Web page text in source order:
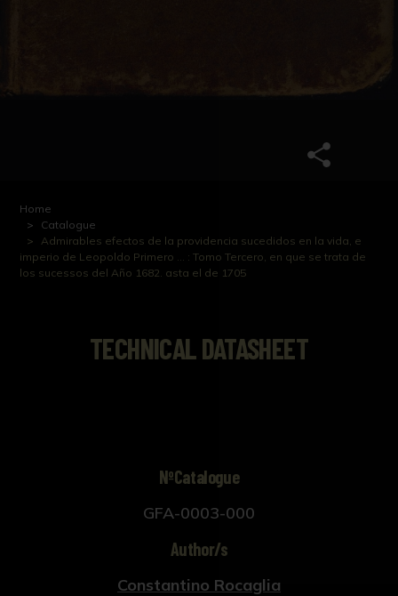
Home
Catalogue
Admirables efectos de la providencia sucedidos en la vida, e
imperio de Leopoldo Primero ... : Tomo Tercero, en que se trata de
los sucessos del Año 1682. asta el de 1705
TECHNICAL DATASHEET
NºCatalogue
GFA-0003-000
Author/s
Constantino Rocaglia